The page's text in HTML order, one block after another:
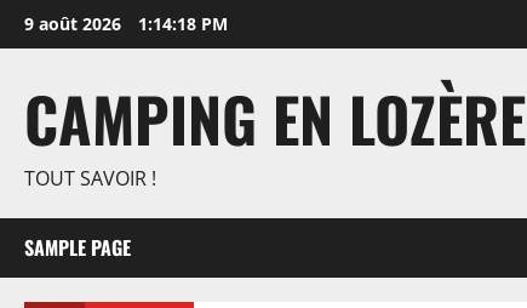
Aller
au
9 août 2026 1:14:19 PM
CAMPING EN LOZÈRE
TOUT SAVOIR !
SAMPLE PAGE